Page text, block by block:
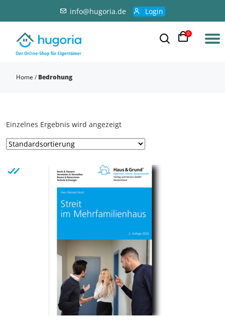
info@hugoria.de Login
0
Home / Bedrohung
Einzelnes Ergebnis wird angezeigt